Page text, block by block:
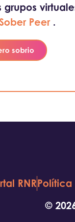
grupos
Peer.
sobrio
RNR
©